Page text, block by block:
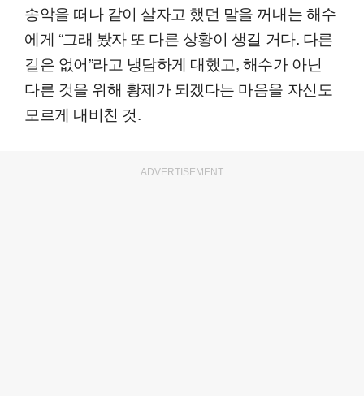
송악을 떠나 같이 살자고 했던 말을 꺼내는 해수
에게 “그래 봤자 또 다른 상황이 생길 거다. 다른
길은 없어”라고 냉담하게 대했고, 해수가 아닌
다른 것을 위해 황제가 되겠다는 마음을 자신도
모르게 내비친 것.
ADVERTISEMENT